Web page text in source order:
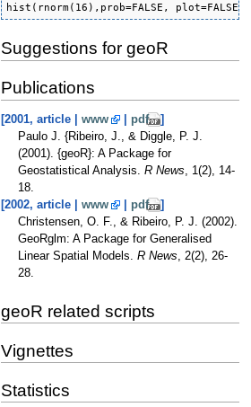
hist(rnorm(16),prob=FALSE, plot=FALSE)
Suggestions for geoR
Publications
[2001, article | www | pdf
]
Paulo J. {Ribeiro, J., & Diggle, P. J.
(2001). {geoR}: A Package for
Geostatistical Analysis. R News, 1(2), 14-
18.
[2002, article | www | pdf
]
Christensen, O. F., & Ribeiro, P. J. (2002).
GeoRglm: A Package for Generalised
Linear Spatial Models. R News, 2(2), 26-
28.
geoR related scripts
Vignettes
Statistics